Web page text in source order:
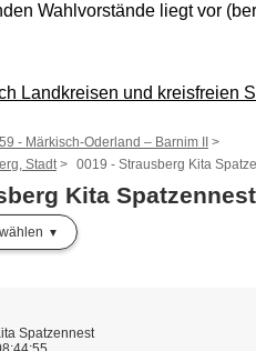
Wahlvorstände liegt vor
Landkreisen und kreisfreien
59 - Märkisch-Oderland – Barnim II
Stadt
0019 - Strausberg Kita
Kita Spatzennest
Spatzennest